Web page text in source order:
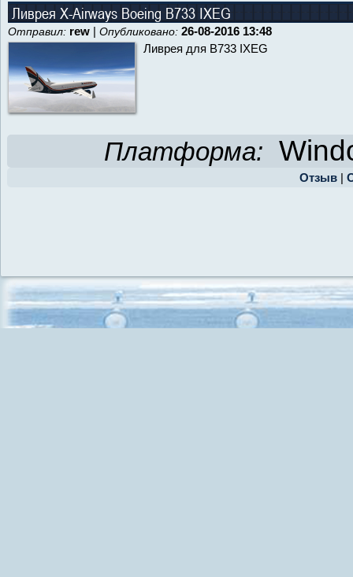
Ливрея X-Airways Boeing B733 IXEG
Отправил: rew | Опубликовано: 26-08-2016 13:48
Ливрея для B733 IXEG
Платформа:
Отзыв|